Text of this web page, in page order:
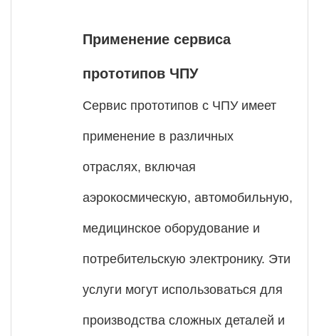
Применение сервиса
прототипов ЧПУ
Сервис прототипов с ЧПУ имеет
применение в различных
отраслях, включая
аэрокосмическую, автомобильную,
медицинское оборудование и
потребительскую электронику. Эти
услуги могут использоваться для
производства сложных деталей и